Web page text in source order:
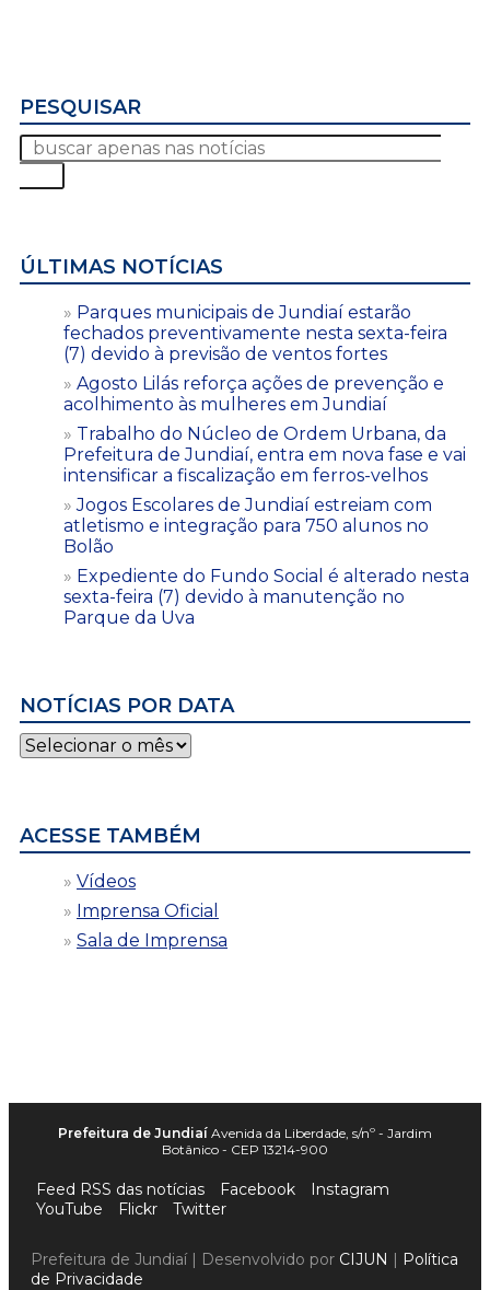
PESQUISAR
ÚLTIMAS NOTÍCIAS
Parques municipais de Jundiaí estarão
fechados preventivamente nesta sexta-feira
(7) devido à previsão de ventos fortes
Agosto Lilás reforça ações de prevenção e
acolhimento às mulheres em Jundiaí
Trabalho do Núcleo de Ordem Urbana, da
Prefeitura de Jundiaí, entra em nova fase e vai
intensificar a fiscalização em ferros-velhos
Jogos Escolares de Jundiaí estreiam com
atletismo e integração para 750 alunos no
Bolão
Expediente do Fundo Social é alterado nesta
sexta-feira (7) devido à manutenção no
Parque da Uva
NOTÍCIAS POR DATA
Notícias
por
ACESSE TAMBÉM
Vídeos
Imprensa Oficial
Sala de Imprensa
Prefeitura de Jundiaí Avenida da Liberdade, s/nº - Jardim
Botânico - CEP 13214-900
Feed RSS das notícias Facebook
Instagram
YouTube
Flickr Twitter
Prefeitura de Jundiaí | Desenvolvido por CIJUN | Política
de Privacidade